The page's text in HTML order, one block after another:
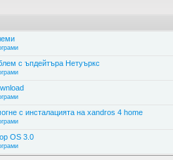
с ъпдейтъра Нетуъркс
с инсталацията на xandros 4 home
OS 3.0